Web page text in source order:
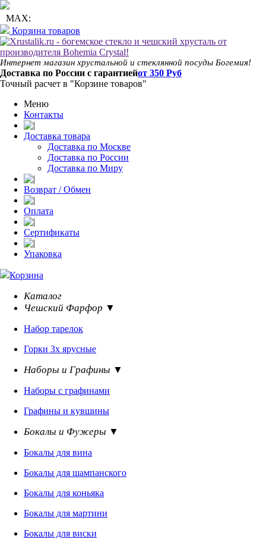
MAX:
Корзина товаров
Интернет магазин хрустальной и стеклянной посуды Богемия!
Доставка по России с гарантиейот 350 Руб
Точный расчет в "Корзине товаров"
Меню
Контакты
Доставка товара
Доставка по Москве
Доставка по России
Доставка по Миру
Возврат / Обмен
Оплата
Сертификаты
Упаковка
Корзина
Каталог
Чешский Фарфор ▼
Набор тарелок
Горки 3х ярусные
Наборы и Графины ▼
Наборы с графинами
Графины и кувшины
Бокалы и Фужеры ▼
Бокалы для вина
Бокалы для шампанского
Бокалы для коньяка
Бокалы для мартини
Бокалы для виски